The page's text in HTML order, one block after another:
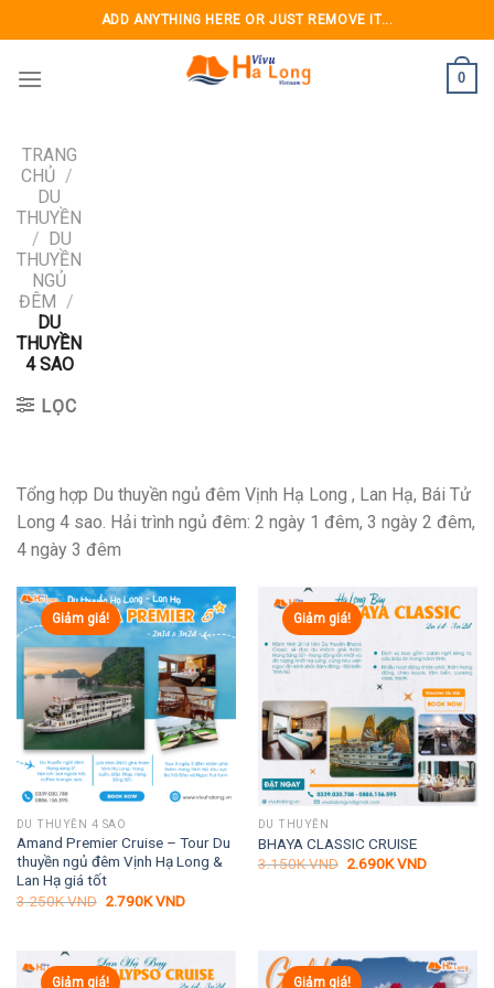
to
content
ADD ANYTHING HERE OR JUST REMOVE IT...
0
TRANG
CHỦ /
DU
THUYỀN
/ DU
THUYỀN
NGỦ
ĐÊM /
DU
THUYỀN
4 SAO
LỌC
Tổng hợp Du thuyền ngủ đêm Vịnh Hạ Long , Lan Hạ, Bái Tử
Long 4 sao. Hải trình ngủ đêm: 2 ngày 1 đêm, 3 ngày 2 đêm,
4 ngày 3 đêm
Giảm giá!
DU THUYỀN 4 SAO
Amand Premier Cruise – Tour Du
thuyền ngủ đêm Vịnh Hạ Long &
Lan Hạ giá tốt
3.250KVND Giá
2.790KVNDGiá
Giảm giá!
DU THUYỀN
BHAYA CLASSIC CRUISE
3.150KVND Giá
2.690KVNDGiá
Giảm giá! Giảm giá!